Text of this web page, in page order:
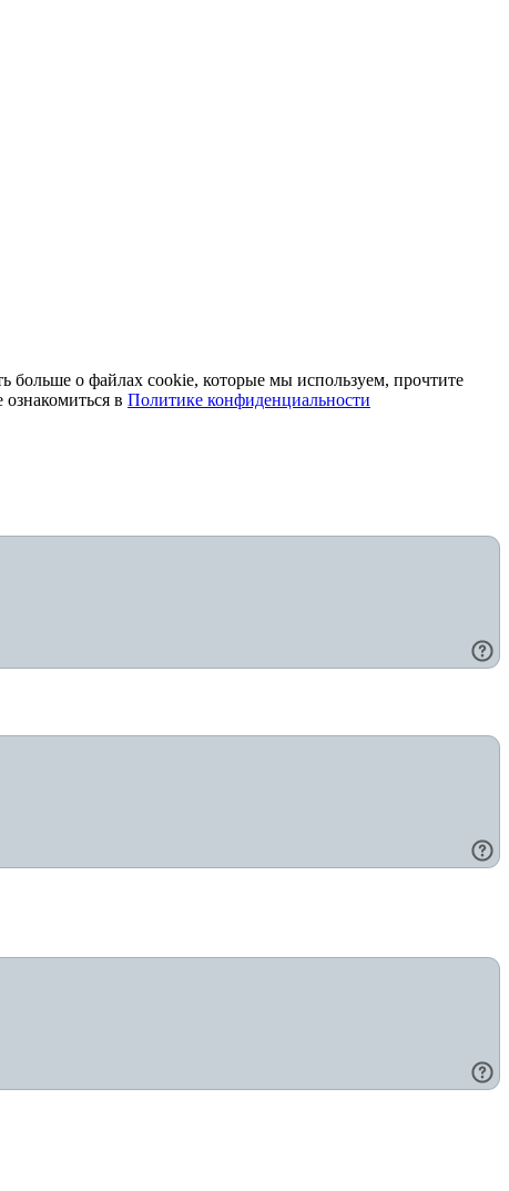
больше о файлах cookie, которые мы используем, прочтите
в Политике конфиденциальности